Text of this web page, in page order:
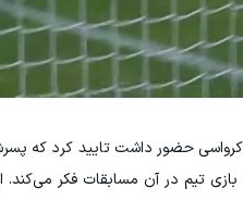
کرواسی حضور داشت تایید کرد که
تیم در آن مسابقات فکر می‌کند.